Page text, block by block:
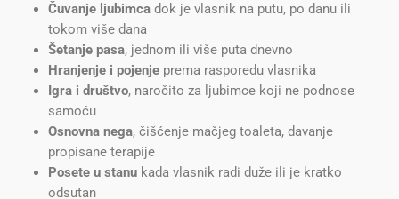
Čuvanje ljubimcadok je vlasnik na putu, po danu ili
tokom više dana
Šetanje pasa, jednom ili više puta dnevno
Hranjenje i pojenjeprema rasporedu vlasnika
Igra i društvo, naročito za ljubimce koji ne podnose
samoću
Osnovna nega, čišćenje mačjeg toaleta, davanje
propisane terapije
Posete u stanukada vlasnik radi duže ili je kratko
odsutan